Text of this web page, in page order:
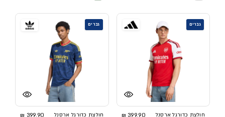
גברים
חולצת כדורגל ארסנל 399.90 ₪
גברים
חולצת כדורגל ארסנל 399.90 ₪